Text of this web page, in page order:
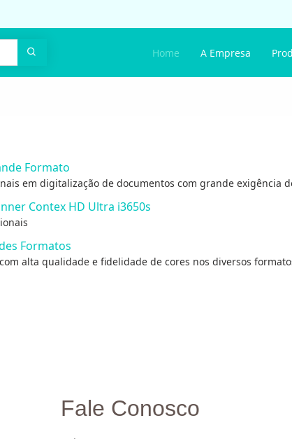
Home A Empresa
Formato
em digitalização de documentos com grande exigência
Contex HD Ultra i3650s
Formatos
alta qualidade e fidelidade de cores nos diversos
Fale Conosco